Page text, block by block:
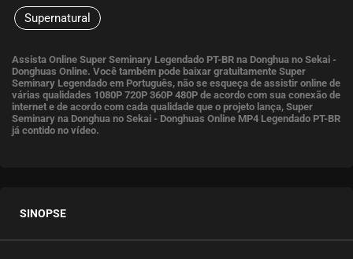
Supernatural
Assista Online Super Seminary Legendado PT-BR na Donghua no Sekai -
Donghuas Online. Você também pode baixar gratuitamente Super
Seminary Legendado em Português, não se esqueça de assistir online de
várias qualidades 1080P 720P 360P 480P de acordo com sua conexão de
internet e de acordo com cada qualidade que o projeto lança, Super
Seminary na Donghua no Sekai - Donghuas Online MP4 Legendado PT-BR
já contido no vídeo.
SINOPSE